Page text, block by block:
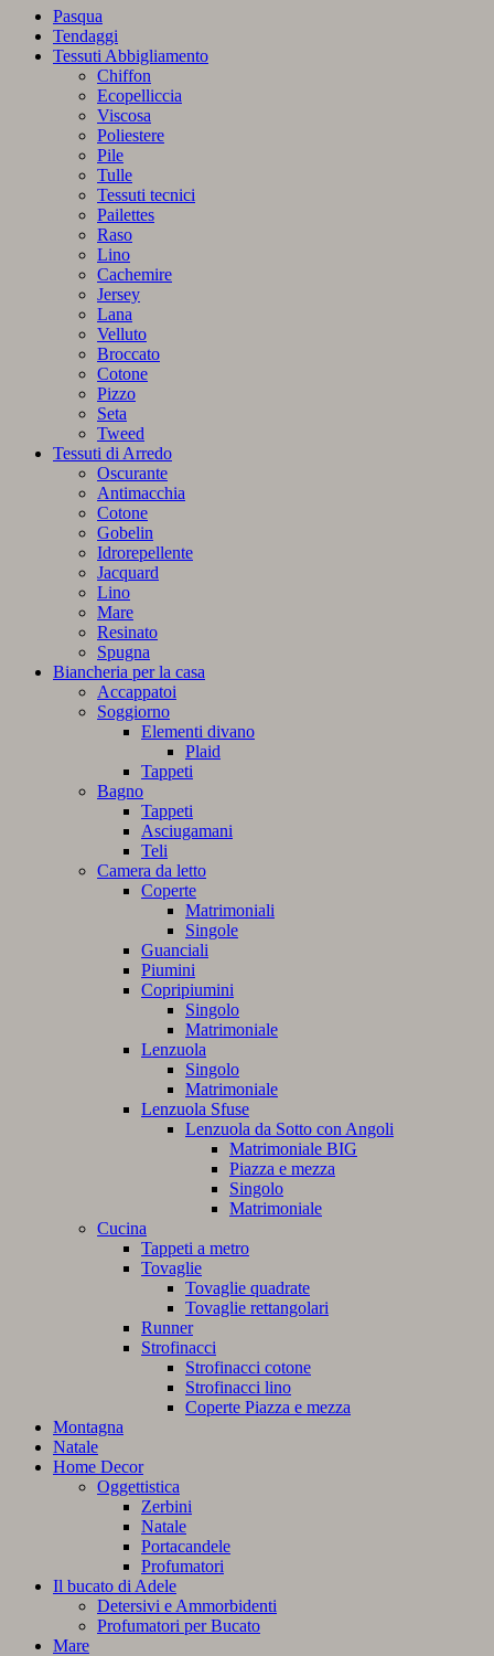
uova
pasquali,
conigli
Pasqua
Tendaggi
Tessuti Abbigliamento
Chiffon
Ecopelliccia
Viscosa
Poliestere
Pile
Tulle
Tessuti tecnici
Pailettes
Raso
Lino
Cachemire
Jersey
Lana
Velluto
Broccato
Cotone
Pizzo
Seta
Tweed
Tessuti di Arredo
Oscurante
Antimacchia
Cotone
Gobelin
Idrorepellente
Jacquard
Lino
Mare
Resinato
Spugna
Biancheria per la casa
Accappatoi
Soggiorno
Elementi divano
Plaid
Tappeti
Bagno
Tappeti
Asciugamani
Teli
Camera da letto
Coperte
Matrimoniali
Singole
Guanciali
Piumini
Copripiumini
Singolo
Matrimoniale
Lenzuola
Singolo
Matrimoniale
Lenzuola Sfuse
Lenzuola da Sotto con Angoli
Matrimoniale BIG
Piazza e mezza
Singolo
Matrimoniale
Cucina
Tappeti a metro
Tovaglie
Tovaglie quadrate
Tovaglie rettangolari
Runner
Strofinacci
Strofinacci cotone
Strofinacci lino
Coperte Piazza e mezza
Montagna
Natale
Home Decor
Oggettistica
Zerbini
Natale
Portacandele
Profumatori
Il bucato di Adele
Detersivi e Ammorbidenti
Profumatori per Bucato
Mare